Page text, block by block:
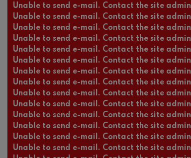
Unable to send e-mail. Contact the site
Unable to send e-mail. Contact the site
Unable to send e-mail. Contact the site
Unable to send e-mail. Contact the site
Unable to send e-mail. Contact the site
Unable to send e-mail. Contact the site
Unable to send e-mail. Contact the site
Unable to send e-mail. Contact the site
Unable to send e-mail. Contact the site
Unable to send e-mail. Contact the site
Unable to send e-mail. Contact the site
Unable to send e-mail. Contact the site
Unable to send e-mail. Contact the site
Unable to send e-mail. Contact the site